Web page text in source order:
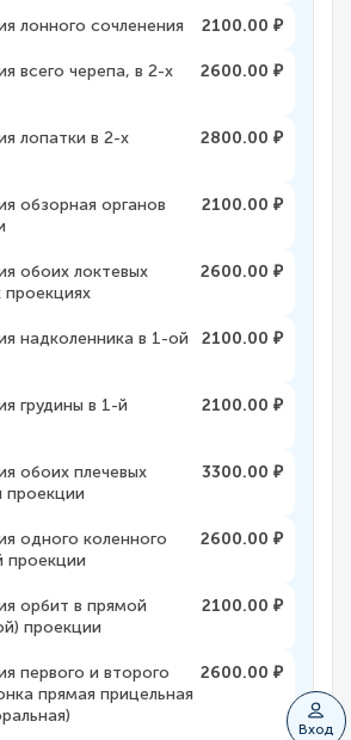
Вход
лонного сочленения 2100.00 ₽
всего черепа, в 2-х
2600.00 ₽
лопатки в 2-х
2800.00 ₽
обзорная органов
2100.00 ₽
обоих локтевых
проекциях
2600.00 ₽
надколенника в 1-ой
2100.00 ₽
грудины в 1-й
2100.00 ₽
обоих плечевых
проекции
3300.00 ₽
одного коленного
проекции
2600.00 ₽
орбит в прямой
проекции
2100.00 ₽
первого и второго
прямая прицельная
2600.00 ₽